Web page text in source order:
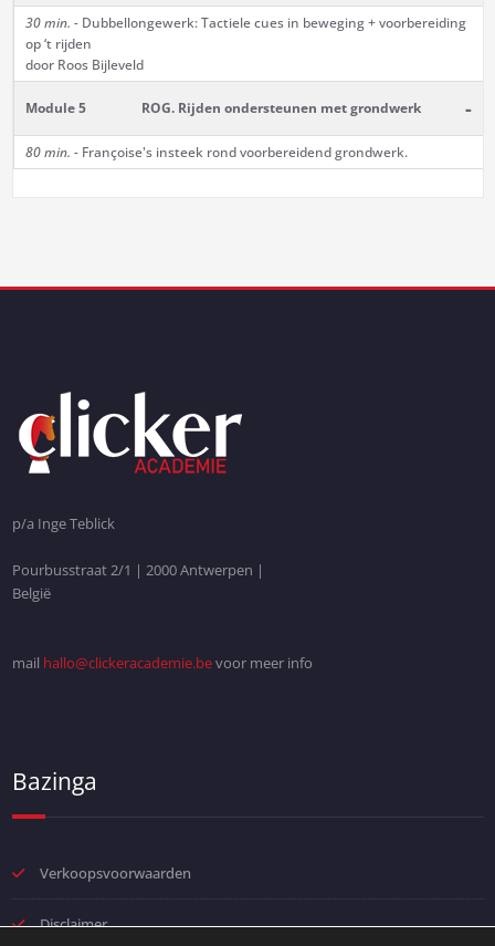
30 min. -Dubbellongewerk: Tactiele cues in beweging + voorbereiding
op ‘t rijden
door Roos Bijleveld
Module 5 ROG. Rijden ondersteunen met grondwerk -
80 min. -Françoise's insteek rond voorbereidend grondwerk.
p/a Inge Teblick
Pourbusstraat 2/1 | 2000 Antwerpen |
België
mail hallo@clickeracademie.bevoor meer info
Bazinga
Verkoopsvoorwaarden
Disclaimer